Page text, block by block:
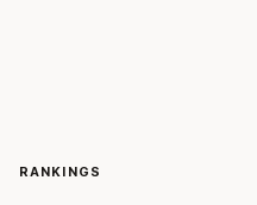
RANKINGS